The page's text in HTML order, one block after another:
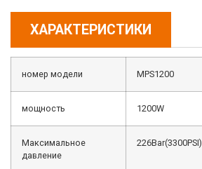
ХАРАКТЕРИСТИКИ
номер модели MPS1200
мощность 1200W
Максимальное
давление
226Bar(3300PSI)